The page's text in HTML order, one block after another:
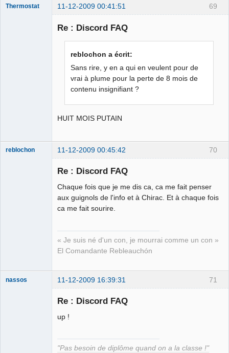
69
Thermostat 11-12-2009 00:41:51
Re : Discord FAQ
reblochon a écrit:
Sans rire, y en a qui en veulent pour de
vrai à plume pour la perte de 8 mois de
contenu insignifiant ?
HUIT MOIS PUTAIN
70
reblochon 11-12-2009 00:45:42
Re : Discord FAQ
Chaque fois que je me dis ca, ca me fait penser
aux guignols de l'info et à Chirac. Et à chaque fois
ca me fait sourire.
« Je suis né d'un con, je mourrai comme un con »
El Comandante Rebleauchón
71
nassos 11-12-2009 16:39:31
Re : Discord FAQ
up !
"Pas besoin de diplôme quand on a la classe !"